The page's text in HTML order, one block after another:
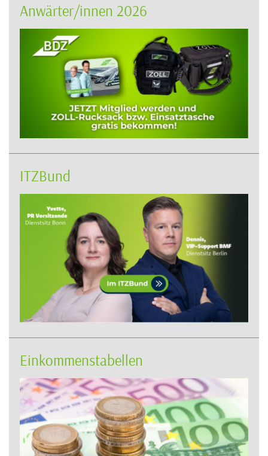
Anwärter/innen 2026
ITZBund
Einkommenstabellen